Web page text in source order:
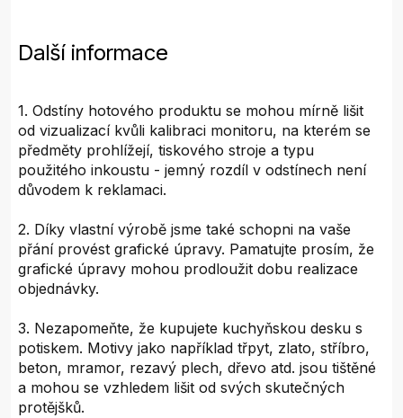
Další informace
1. Odstíny hotového produktu se mohou mírně lišit
od vizualizací kvůli kalibraci monitoru, na kterém se
předměty prohlížejí, tiskového stroje a typu
použitého inkoustu - jemný rozdíl v odstínech není
důvodem k reklamaci.
2. Díky vlastní výrobě jsme také schopni na vaše
přání provést grafické úpravy. Pamatujte prosím, že
grafické úpravy mohou prodloužit dobu realizace
objednávky.
3. Nezapomeňte, že kupujete kuchyňskou desku s
potiskem. Motivy jako například třpyt, zlato, stříbro,
beton, mramor, rezavý plech, dřevo atd. jsou tištěné
a mohou se vzhledem lišit od svých skutečných
protějšků.